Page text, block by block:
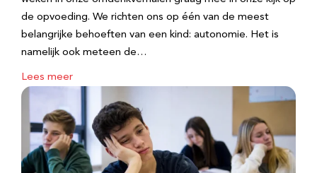
de opvoeding. We richten ons op één van de meest
belangrijke behoeften van een kind: autonomie. Het is
namelijk ook meteen de…
Lees meer